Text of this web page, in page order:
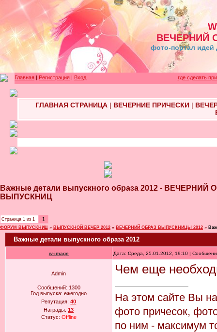
ВЕЧЕРНИЙ
фото-портал идей
Главная | Регистрация | Вход где сделать
ГЛАВНАЯ СТРАНИЦА| ВЕЧЕРНИЕ ПРИЧЕСКИ|
Важные детали выпускного образа 2012 -
ВЫПУСКНИЦ
Страница 1 из 1 1
ФОРУМ ВЫПУСКНИЦ » ВЫПУСКНОЙ ВЕЧЕР 2012 » ВЕЧЕРНИЙ ОБРАЗ ВЫПУСКНИЦЫ 2012 »
Важные детали выпускного образа 2012
w-image Дата: Среда, 25.01.2012, 19:10 |
Admin
Сообщений: 1300
Год выпуска:ежегодно
Репутация:40
Награды:13
Статус: Offline
Чем еще
На этом сайте Вы
фото причесок,
по ним - максимум